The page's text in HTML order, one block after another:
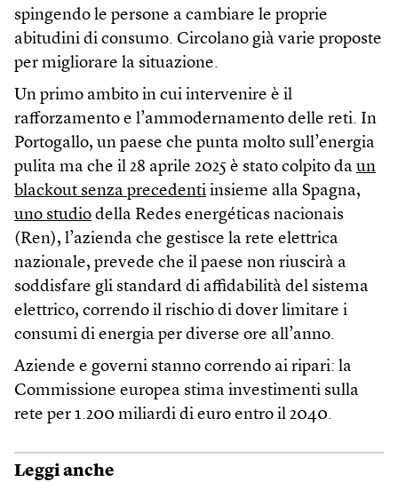
spingendo le persone a cambiare le proprie
abitudini di consumo. Circolano già varie proposte
per migliorare la situazione.
Un primo ambito in cui intervenire è il
rafforzamento e l’ammodernamento delle reti. In
Portogallo, un paese che punta molto sull’energia
pulita ma che il 28 aprile 2025 è stato colpito da un
blackout senza precedenti insieme alla Spagna,
uno studio della Redes energéticas nacionais
(Ren), l’azienda che gestisce la rete elettrica
nazionale, prevede che il paese non riuscirà a
soddisfare gli standard di affidabilità del sistema
elettrico, correndo il rischio di dover limitare i
consumi di energia per diverse ore all’anno.
Aziende e governi stanno correndo ai ripari: la
Commissione europea stima investimenti sulla
rete per 1.200 miliardi di euro entro il 2040.
Leggi anche